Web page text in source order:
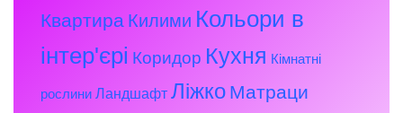
Квартира Килими Кольори в
інтер'єрі Коридор Кухня Кімнатні
рослини Ландшафт Ліжко Матраци